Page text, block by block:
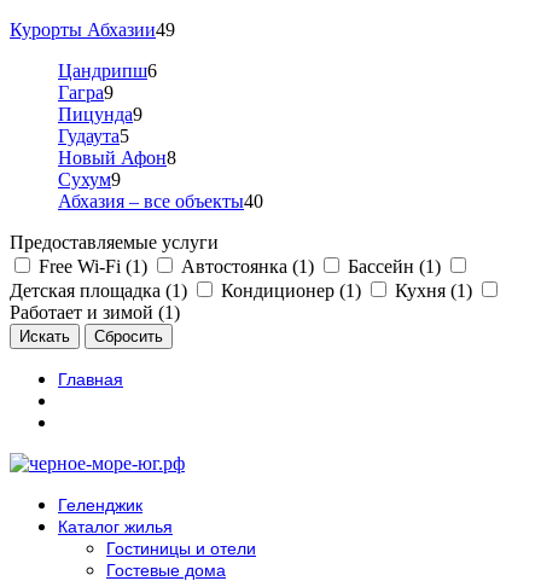
Курорты Абхазии49
Цандрипш6
Гагра9
Пицунда9
Гудаута5
Новый Афон8
Сухум9
Абхазия – все объекты40
Предоставляемые услуги
Free Wi-Fi (1)
Автостоянка (1)
Бассейн (1)
Детская площадка (1)
Кондиционер (1)
Кухня (1)
Работает и зимой (1)
Главная
Геленджик
Каталог жилья
Гостиницы и отели
Гостевые дома